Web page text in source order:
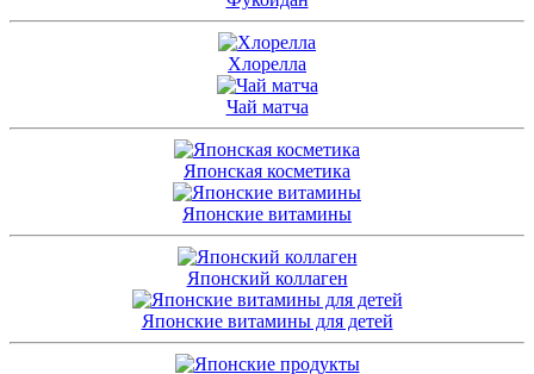
Хлорелла
Чай матча
Японская косметика
Японские витамины
Японский коллаген
Японские витамины для детей